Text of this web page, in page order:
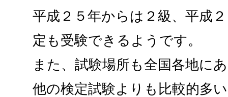
平成２５年からは２級、平成
定も受験できるようです。
また、試験場所も全国各地に
他の検定試験よりも比較的多